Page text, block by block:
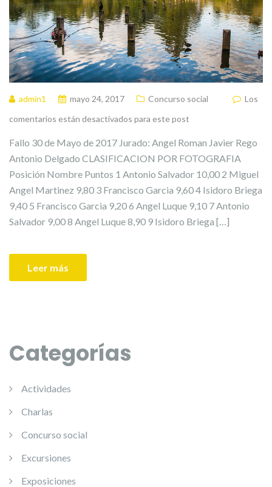
admin1 mayo 24, 2017 Concurso social
Los
comentarios están desactivados para este post
Fallo 30 de Mayo de 2017 Jurado: Angel Roman Javier Rego
Antonio Delgado CLASIFICACION POR FOTOGRAFIA
Posición Nombre Puntos 1 Antonio Salvador 10,00 2 Miguel
Angel Martinez 9,80 3 Francisco Garcia 9,60 4 Isidoro Briega
9,40 5 Francisco Garcia 9,20 6 Angel Luque 9,10 7 Antonio
Salvador 9,00 8 Angel Luque 8,90 9 Isidoro Briega […]
Leer más
Categorías
Actividades
Charlas
Concurso social
Excursiones
Exposiciones